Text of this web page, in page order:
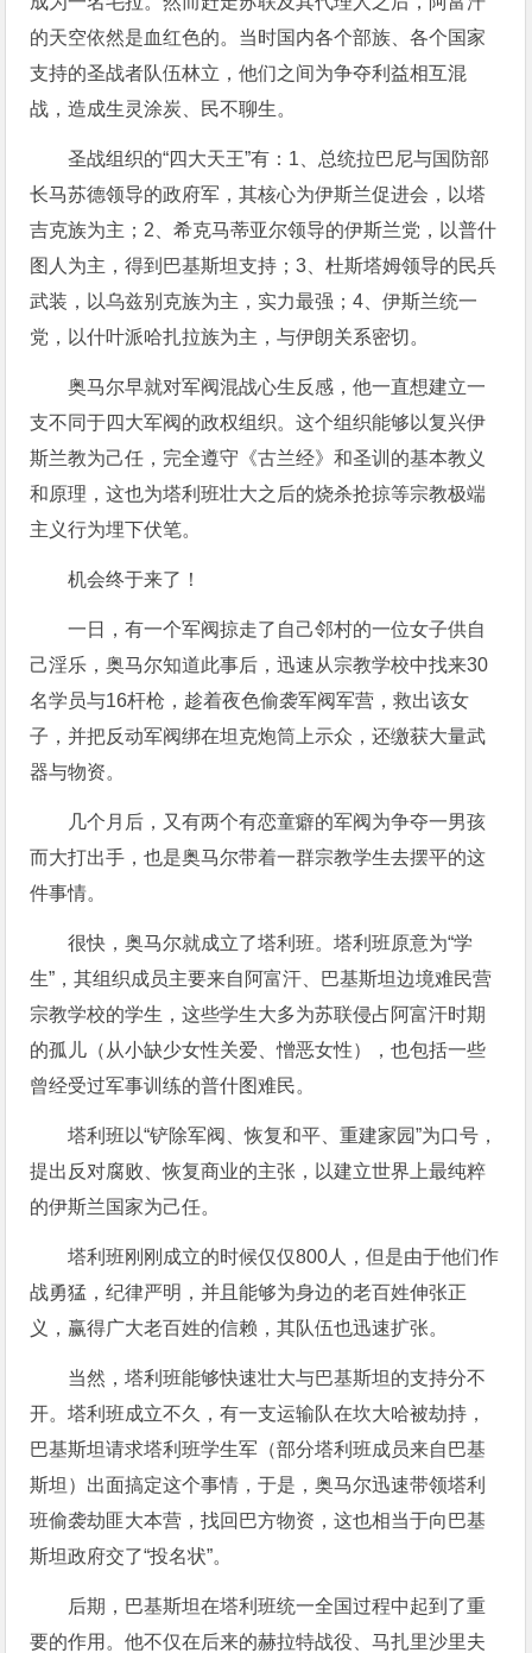
的天空依然是血红色的。当时国内各个部族、各个国家
支持的圣战者队伍林立，他们之间为争夺利益相互混
战，造成生灵涂炭、民不聊生。
圣战组织的“四大天王”有：1、总统拉巴尼与国防部
长马苏德领导的政府军，其核心为伊斯兰促进会，以塔
吉克族为主；2、希克马蒂亚尔领导的伊斯兰党，以普什
图人为主，得到巴基斯坦支持；3、杜斯塔姆领导的民兵
武装，以乌兹别克族为主，实力最强；4、伊斯兰统一
党，以什叶派哈扎拉族为主，与伊朗关系密切。
奥马尔早就对军阀混战心生反感，他一直想建立一
支不同于四大军阀的政权组织。这个组织能够以复兴伊
斯兰教为己任，完全遵守《古兰经》和圣训的基本教义
和原理，这也为塔利班壮大之后的烧杀抢掠等宗教极端
主义行为埋下伏笔。
机会终于来了！
一日，有一个军阀掠走了自己邻村的一位女子供自
己淫乐，奥马尔知道此事后，迅速从宗教学校中找来30
名学员与16杆枪，趁着夜色偷袭军阀军营，救出该女
子，并把反动军阀绑在坦克炮筒上示众，还缴获大量武
器与物资。
几个月后，又有两个有恋童癖的军阀为争夺一男孩
而大打出手，也是奥马尔带着一群宗教学生去摆平的这
件事情。
很快，奥马尔就成立了塔利班。塔利班原意为“学
生”，其组织成员主要来自阿富汗、巴基斯坦边境难民营
宗教学校的学生，这些学生大多为苏联侵占阿富汗时期
的孤儿（从小缺少女性关爱、憎恶女性），也包括一些
曾经受过军事训练的普什图难民。
塔利班以“铲除军阀、恢复和平、重建家园”为口号，
提出反对腐败、恢复商业的主张，以建立世界上最纯粹
的伊斯兰国家为己任。
塔利班刚刚成立的时候仅仅800人，但是由于他们作
战勇猛，纪律严明，并且能够为身边的老百姓伸张正
义，赢得广大老百姓的信赖，其队伍也迅速扩张。
当然，塔利班能够快速壮大与巴基斯坦的支持分不
开。塔利班成立不久，有一支运输队在坎大哈被劫持，
巴基斯坦请求塔利班学生军（部分塔利班成员来自巴基
斯坦）出面搞定这个事情，于是，奥马尔迅速带领塔利
班偷袭劫匪大本营，找回巴方物资，这也相当于向巴基
斯坦政府交了“投名状”。
后期，巴基斯坦在塔利班统一全国过程中起到了重
要的作用。他不仅在后来的赫拉特战役、马扎里沙里夫